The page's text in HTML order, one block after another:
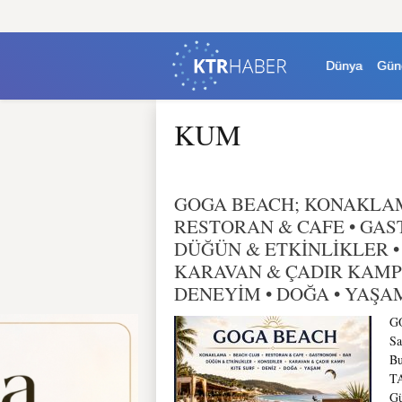
Dünya
KUM
GOGA BEACH;
RESTORAN & CAFE •
DÜĞÜN & ETKİNLİKLER •
KARAVAN & ÇADIR
DENEYİM • DOĞA •